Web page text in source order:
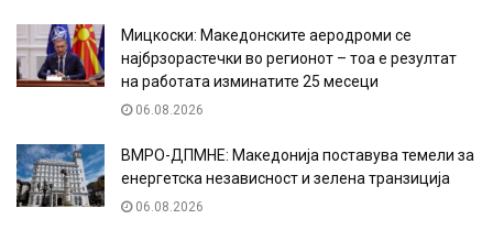
Мицкоски: Македонските аеродроми се
најбрзорастечки во регионот – тоа е резултат
на работата изминатите 25 месеци
06.08.2026
ВМРО-ДПМНЕ: Македонија поставува темели за
енергетска независност и зелена транзиција
06.08.2026